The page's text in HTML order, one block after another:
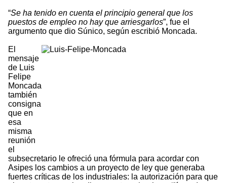
“Se ha tenido en cuenta el principio general que los
puestos de empleo no hay que arriesgarlos”, fue el
argumento que dio Súnico, según escribió Moncada.
El
mensaje
de Luis
Felipe
Moncada
también
consigna
que en
esa
misma
reunión
el
subsecretario le ofreció una fórmula para acordar con
Asipes los cambios a un proyecto de ley que generaba
fuertes críticas de los industriales: la autorización para que